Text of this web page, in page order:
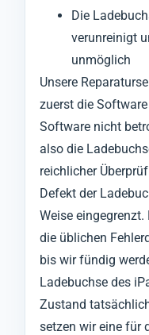
Die
verunreinigt
unmöglich
Unsere
zuerst die
Software nicht
also die
reichlicher
Defekt der
Weise
die üblichen
bis wir fündig
Ladebuchse des
Zustand
setzen wir eine für